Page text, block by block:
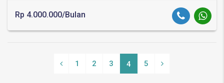
Rp 4.000.000/Bulan
1 2 3 4 5